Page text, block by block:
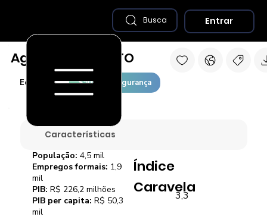
Características
Índice
Caravela
3,3
População: 4,5 mil
Empregos formais: 1,9
mil
PIB: R$ 226,2 milhões
PIB per capita: R$ 50,3
mil
Economia Saúde e Segurança
Aguiarnópolis - TO
Busca Entrar